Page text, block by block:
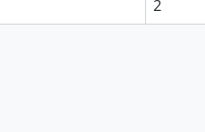
2